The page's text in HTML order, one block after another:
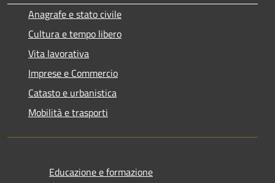
Anagrafe e stato civile
Cultura e tempo libero
Vita lavorativa
Imprese e Commercio
Catasto e urbanistica
Mobilità e trasporti
Educazione e formazione